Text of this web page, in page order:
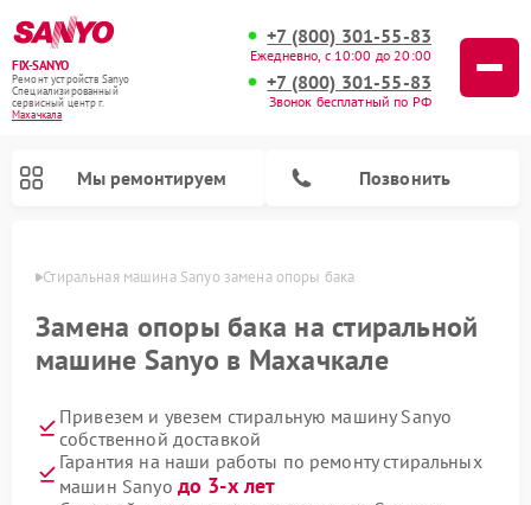
FIX-SANYO
Ремонт устройств Sanyo
Специализированный
cервисный центр г.
Махачкала
+7 (800) 301-55-83
Ежедневно, с 10:00 до 20:00
+7 (800) 301-55-83
Звонок бесплатный по РФ
Мы ремонтируем Позвонить
Стиральная машина Sanyo замена опоры бака
Замена опоры бака на стиральной
машине Sanyo в Махачкале
Привезем и увезем стиральную машину Sanyo
собственной доставкой
Гарантия на наши работы по ремонту стиральных
машин Sanyo до 3-х лет